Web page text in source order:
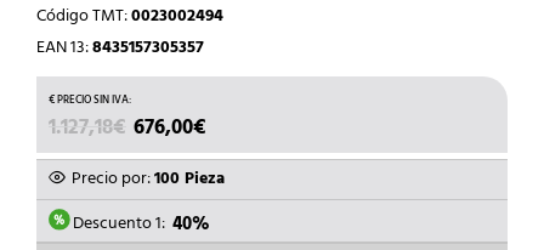
Código TMT:0023002494
EAN 13:8435157305357
1.127,18€ EL
PRECIO
ORIGINAL
ERA:
1.127,18€.
676,00€
PRECIO
ACTUAL
ES:
676,00€.
Precio por:100 Pieza
Descuento 1: 40%